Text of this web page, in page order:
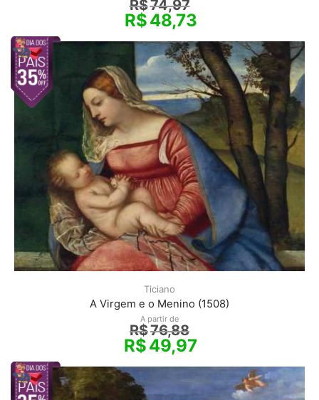
R$74,97
R$48,73
Ticiano
A Virgem e o Menino (1508)
A partir de
R$76,88
R$49,97